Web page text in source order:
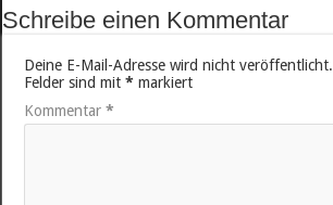
Schreibe einen Kommentar
Deine E-Mail-Adresse wird nicht veröffentlicht.
Felder sind mit* markiert
Kommentar*